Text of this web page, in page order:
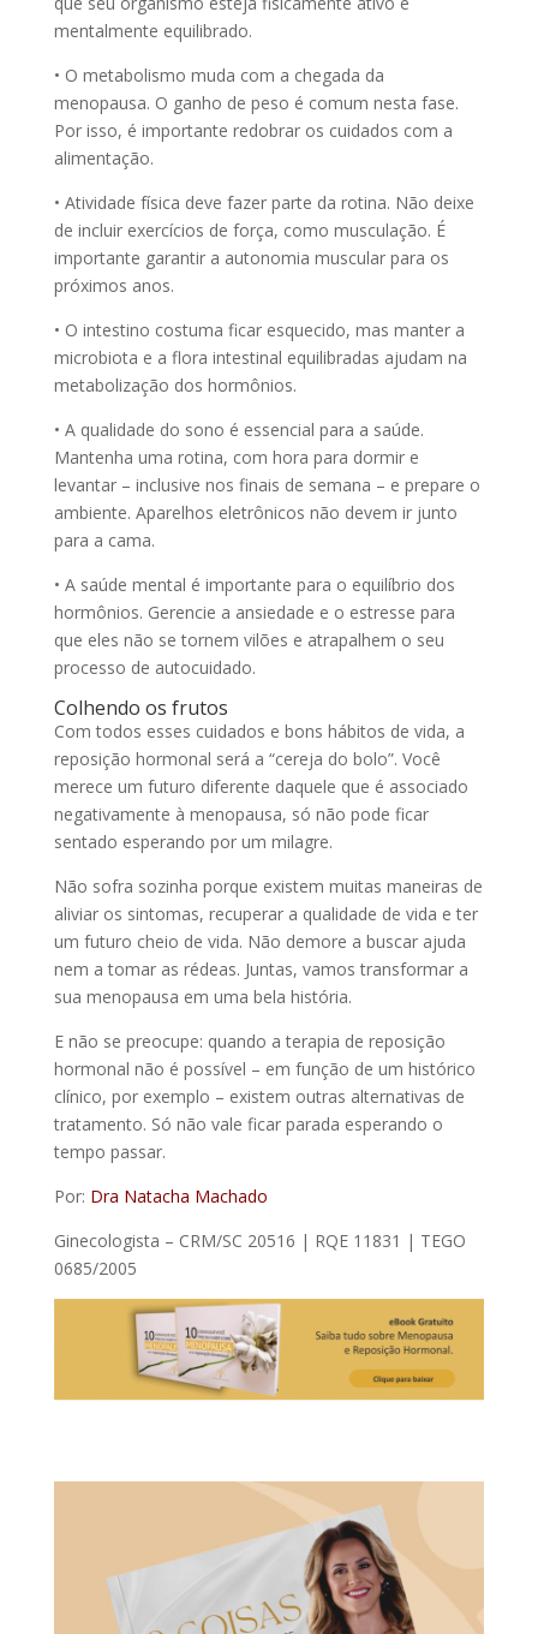
mentalmente equilibrado.
• O metabolismo muda com a chegada da
menopausa. O ganho de peso é comum nesta fase.
Por isso, é importante redobrar os cuidados com a
alimentação.
• Atividade física deve fazer parte da rotina. Não deixe
de incluir exercícios de força, como musculação. É
importante garantir a autonomia muscular para os
próximos anos.
• O intestino costuma ficar esquecido, mas manter a
microbiota e a flora intestinal equilibradas ajudam na
metabolização dos hormônios.
• A qualidade do sono é essencial para a saúde.
Mantenha uma rotina, com hora para dormir e
levantar – inclusive nos finais de semana – e prepare o
ambiente. Aparelhos eletrônicos não devem ir junto
para a cama.
• A saúde mental é importante para o equilíbrio dos
hormônios. Gerencie a ansiedade e o estresse para
que eles não se tornem vilões e atrapalhem o seu
processo de autocuidado.
Colhendo os frutos
Com todos esses cuidados e bons hábitos de vida, a
reposição hormonal será a “cereja do bolo”. Você
merece um futuro diferente daquele que é associado
negativamente à menopausa, só não pode ficar
sentado esperando por um milagre.
Não sofra sozinha porque existem muitas maneiras de
aliviar os sintomas, recuperar a qualidade de vida e ter
um futuro cheio de vida. Não demore a buscar ajuda
nem a tomar as rédeas. Juntas, vamos transformar a
sua menopausa em uma bela história.
E não se preocupe: quando a terapia de reposição
hormonal não é possível – em função de um histórico
clínico, por exemplo – existem outras alternativas de
tratamento. Só não vale ficar parada esperando o
tempo passar.
Por: Dra Natacha Machado
Ginecologista – CRM/SC 20516 | RQE 11831 | TEGO
0685/2005